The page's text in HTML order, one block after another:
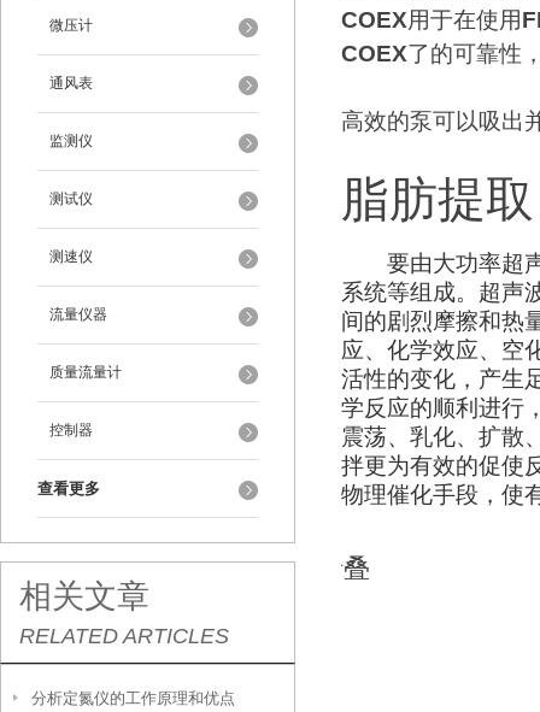
微压计
通风表
监测仪
测试仪
测速仪
流量仪器
质量流量计
控制器
查看更多
相关文章
RELATED ARTICLES
分析定氮仪的工作原理和优点
COEX用于在使用
COEX了的可靠性
高效的泵可以吸出
脂肪提
要由大功率超
系统等组成。超声
间的剧烈摩擦和热
应、化学效应、空
活性的变化，产生
学反应的顺利进行
震荡、乳化、扩散
拌更为有效的促使
物理催化手段，使
折叠